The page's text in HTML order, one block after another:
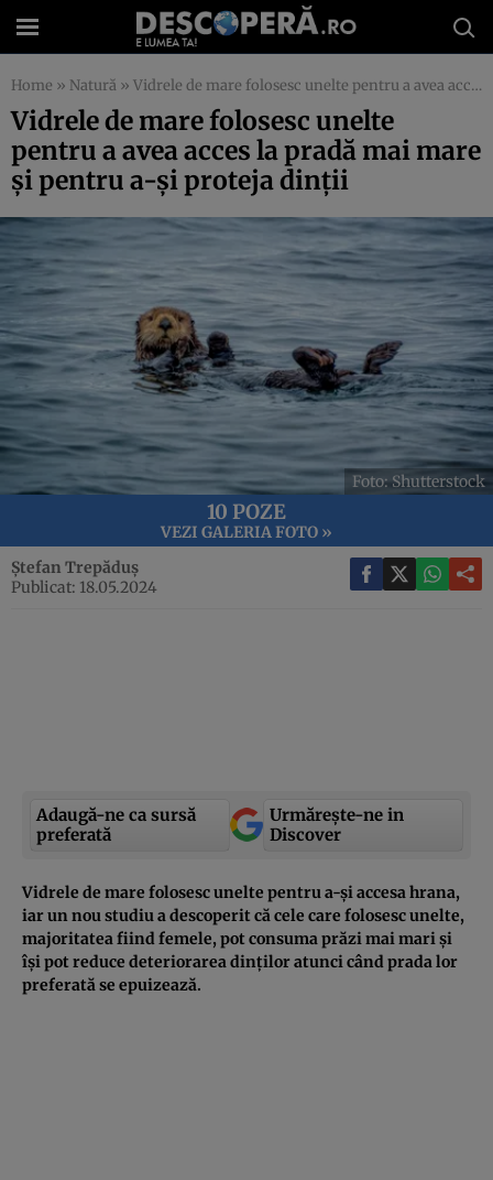
Home » Natură » Vidrele de mare folosesc unelte pentru a avea acces la pradă mai mare și pentru a-și proteja dinții
Vidrele de mare folosesc unelte
pentru a avea acces la pradă mai mare
și pentru a-și proteja dinții
Foto: Shutterstock
10 POZE
VEZI GALERIA FOTO »
Ștefan Trepăduș
Publicat: 18.05.2024
Adaugă-ne ca sursă
preferată
Urmărește-ne in
Discover
Vidrele de mare folosesc unelte pentru a-și accesa hrana,
iar un nou studiu a descoperit că cele care folosesc unelte,
majoritatea fiind femele, pot consuma prăzi mai mari și
își pot reduce deteriorarea dinților atunci când prada lor
preferată se epuizează.